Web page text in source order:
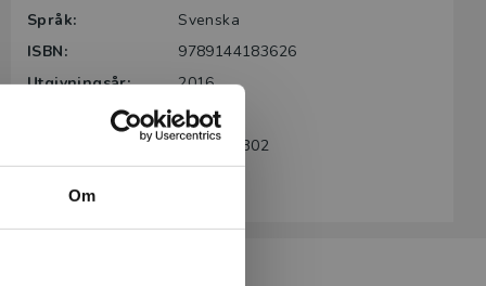
Om
Språk:
Svenska
ISBN:
9789144183626
Utgivningsår:
2016
Revisionsår:
2021
Artikelnummer:
38794-SB02